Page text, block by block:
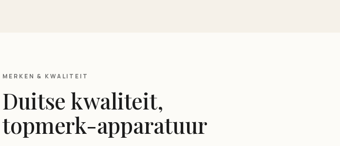
MERKEN & KWALITEIT
Duitse kwaliteit,
topmerk-apparatuur